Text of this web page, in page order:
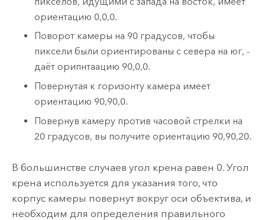
ориентацию 0,0,0.
Поворот камеры на 90 градусов, чтобы
пиксели были ориентированы с севера на юг, -
даёт орипнтаацию 90,0,0.
Повернутая к горизонту камера имеет
ориентацию 90,90,0.
Повернув камеру против часовой стрелки на
20 градусов, вы получите ориентацию 90,90,20.
В большинстве случаев угол крена равен 0. Угол
крена используется для указания того, что
корпус камеры повернут вокруг оси объектива, и
необходим для определения правильного